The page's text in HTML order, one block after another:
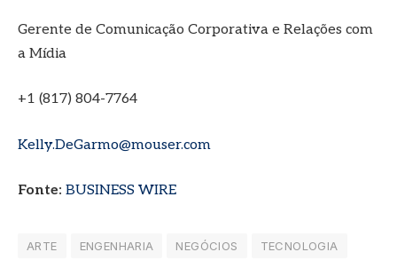
Gerente de Comunicação Corporativa e Relações com
a Mídia
+1 (817) 804-7764
Kelly.DeGarmo@mouser.com
Fonte: BUSINESS WIRE
ARTE ENGENHARIA NEGÓCIOS
TECNOLOGIA